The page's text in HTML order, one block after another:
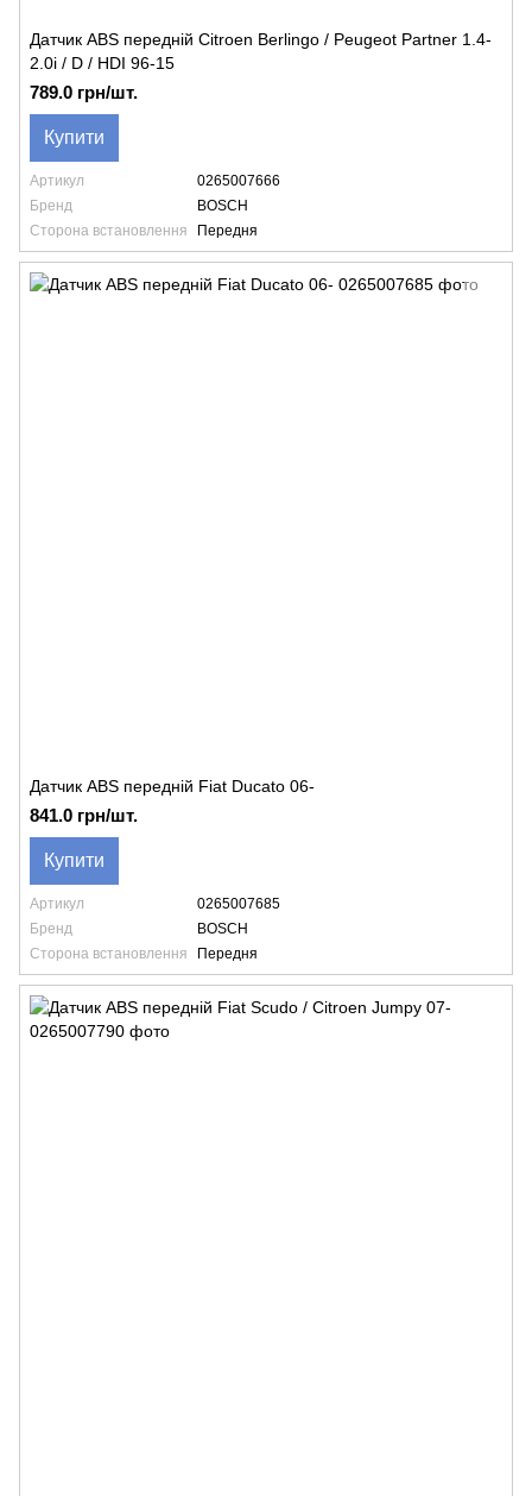
Датчик ABS передній Citroen Berlingo / Peugeot Partner 1.4-
2.0i / D / HDI 96-15
789.0 грн/шт.
Купити
Артикул
0265007666
Бренд
BOSCH
Сторона встановлення
Передня
Датчик ABS передній Fiat Ducato 06-
841.0 грн/шт.
Купити
Артикул
0265007685
Бренд
BOSCH
Сторона встановлення
Передня